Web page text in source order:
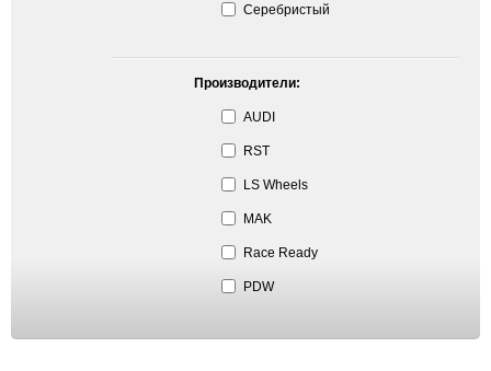
Серебристый
Производители:
AUDI
RST
LS Wheels
MAK
Race Ready
PDW